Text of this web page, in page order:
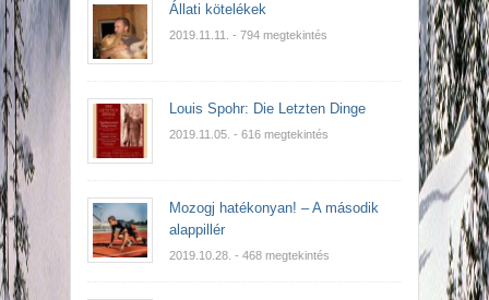
Állati kötelékek
2019.11.11. - 794 megtekintés
Louis Spohr: Die Letzten Dinge
2019.11.05. - 616 megtekintés
Mozogj hatékonyan! – A második
alappillér
2019.10.28. - 468 megtekintés